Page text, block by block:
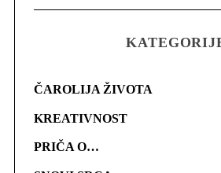
ČAROLIJA ŽIVOTA
KREATIVNOST
PRIČA O…